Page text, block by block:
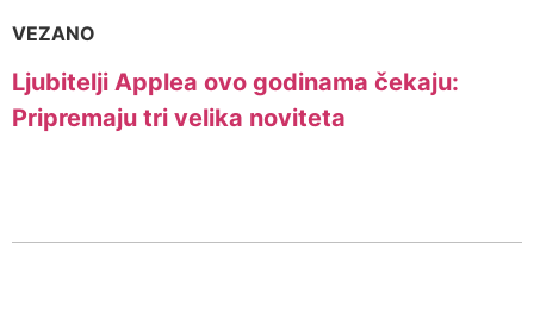
VEZANO
Ljubitelji Applea ovo godinama čekaju:
Pripremaju tri velika noviteta